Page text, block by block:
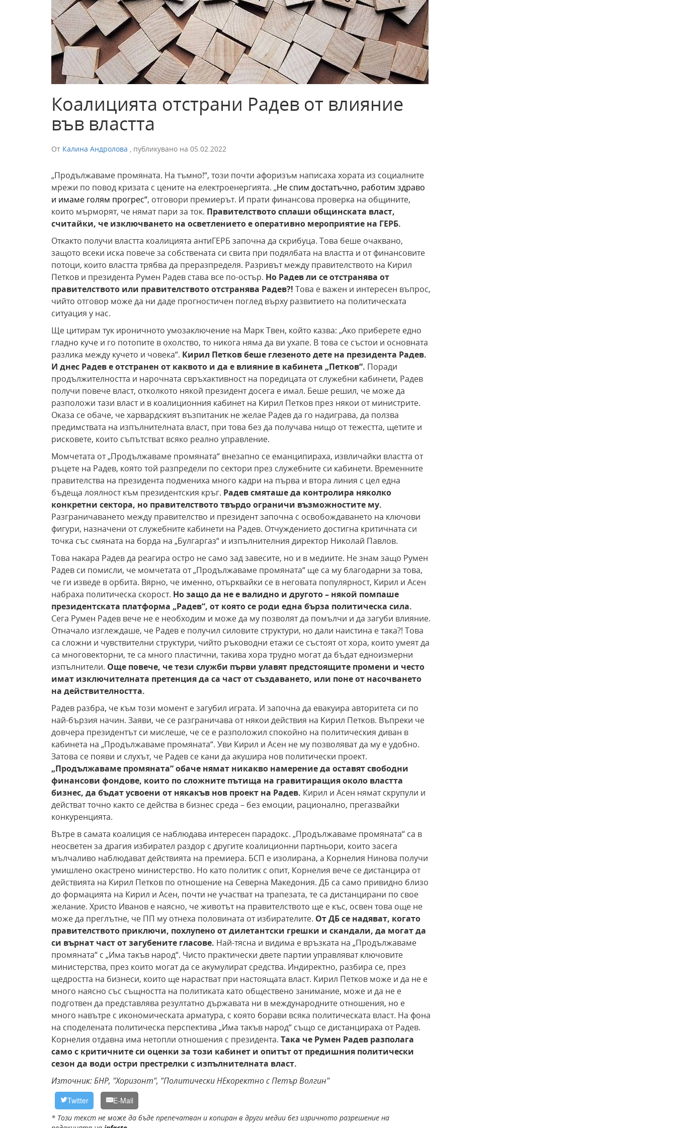
Коалицията отстрани Радев от влияние
във властта
От Калина Андролова , публикувано на 05.02.2022
„Продължаваме промяната. На тъмно!“, този почти афоризъм написаха хората из социалните
мрежи по повод кризата с цените на електроенергията. „Не спим достатъчно, работим здраво
и имаме голям прогрес“, отговори премиерът. И прати финансова проверка на общините,
които мърморят, че нямат пари за ток. Правителството сплаши общинската власт,
считайки, че изключването на осветлението е оперативно мероприятие на ГЕРБ.
Откакто получи властта коалицията антиГЕРБ започна да скрибуца. Това беше очаквано,
защото всеки иска повече за собствената си свита при подялбата на властта и от финансовите
потоци, които властта трябва да преразпределя. Разривът между правителството на Кирил
Петков и президента Румен Радев става все по-остър. Но Радев ли се отстранява от
правителството или правителството отстранява Радев?! Това е важен и интересен въпрос,
чийто отговор може да ни даде прогностичен поглед върху развитието на политическата
ситуация у нас.
Ще цитирам тук ироничното умозаключение на Марк Твен, който казва: „Ако приберете едно
гладно куче и го потопите в охолство, то никога няма да ви ухапе. В това се състои и основната
разлика между кучето и човека“. Кирил Петков беше глезеното дете на президента Радев.
И днес Радев е отстранен от каквото и да е влияние в кабинета „Петков“. Поради
продължителността и нарочната свръхактивност на поредицата от служебни кабинети, Радев
получи повече власт, отколкото някой президент досега е имал. Беше решил, че може да
разположи тази власт и в коалиционния кабинет на Кирил Петков през някои от министрите.
Оказа се обаче, че харвардският възпитаник не желае Радев да го надиграва, да ползва
предимствата на изпълнителната власт, при това без да получава нищо от тежестта, щетите и
рисковете, които съпътстват всяко реално управление.
Момчетата от „Продължаваме промяната“ внезапно се еманципираха, извличайки властта от
ръцете на Радев, която той разпредели по сектори през служебните си кабинети. Временните
правителства на президента подмениха много кадри на първа и втора линия с цел една
бъдеща лоялност към президентския кръг. Радев смяташе да контролира няколко
конкретни сектора, но правителството твърдо ограничи възможностите му.
Разграничаването между правителство и президент започна с освобождаването на ключови
фигури, назначени от служебните кабинети на Радев. Отчуждението достигна критичната си
точка със смяната на борда на „Булгаргаз“ и изпълнителния директор Николай Павлов.
Това накара Радев да реагира остро не само зад завесите, но и в медиите. Не знам защо Румен
Радев си помисли, че момчетата от „Продължаваме промяната“ ще са му благодарни за това,
че ги изведе в орбита. Вярно, че именно, отърквайки се в неговата популярност, Кирил и Асен
набраха политическа скорост. Но защо да не е валидно и другото – някой помпаше
президентската платформа „Радев“, от която се роди една бърза политическа сила.
Сега Румен Радев вече не е необходим и може да му позволят да помълчи и да загуби влияние.
Отначало изглеждаше, че Радев е получил силовите структури, но дали наистина е така?! Това
са сложни и чувствителни структури, чийто ръководни етажи се състоят от хора, които умеят да
са многовекторни, те са много пластични, такива хора трудно могат да бъдат едноизмерни
изпълнители. Още повече, че тези служби първи улавят предстоящите промени и често
имат изключителната претенция да са част от създаването, или поне от насочването
на действителността.
Радев разбра, че към този момент е загубил играта. И започна да евакуира авторитета си по
най-бързия начин. Заяви, че се разграничава от някои действия на Кирил Петков. Въпреки че
довчера президентът си мислеше, че се е разположил спокойно на политическия диван в
кабинета на „Продължаваме промяната“. Уви Кирил и Асен не му позволяват да му е удобно.
Затова се появи и слухът, че Радев се кани да акушира нов политически проект.
„Продължаваме промяната“ обаче нямат никакво намерение да оставят свободни
финансови фондове, които по сложните пътища на гравитиращия около властта
бизнес, да бъдат усвоени от някакъв нов проект на Радев. Кирил и Асен нямат скрупули и
действат точно както се действа в бизнес среда – без емоции, рационално, прегазвайки
конкуренцията.
Вътре в самата коалиция се наблюдава интересен парадокс. „Продължаваме промяната“ са в
неосветен за драгия избирател раздор с другите коалиционни партньори, които засега
мълчаливо наблюдават действията на премиера. БСП е изолирана, а Корнелия Нинова получи
умишлено окастрено министерство. Но като политик с опит, Корнелия вече се дистанцира от
действията на Кирил Петков по отношение на Северна Македония. ДБ са само привидно близо
до формацията на Кирил и Асен, почти не участват на трапезата, те са дистанцирани по свое
желание. Христо Иванов е наясно, че животът на правителството ще е къс, освен това още не
може да преглътне, че ПП му отнеха половината от избирателите. От ДБ се надяват, когато
правителството приключи, похлупено от дилетантски грешки и скандали, да могат да
си върнат част от загубените гласове. Най-тясна и видима е връзката на „Продължаваме
промяната“ с „Има такъв народ“. Чисто практически двете партии управляват ключовите
министерства, през които могат да се акумулират средства. Индиректно, разбира се, през
щедростта на бизнеси, които ще нарастват при настоящата власт. Кирил Петков може и да не е
много наясно със същността на политиката като обществено занимание, може и да не е
подготвен да представлява резултатно държавата ни в международните отношения, но е
много навътре с икономическата арматура, с която борави всяка политическата власт. На фона
на споделената политическа перспектива „Има такъв народ“ също се дистанцираха от Радев.
Корнелия отдавна има нетопли отношения с президента. Така че Румен Радев разполага
само с критичните си оценки за този кабинет и опитът от предишния политически
сезон да води остри престрелки с изпълнителната власт.
Източник: БНР, "Хоризонт", "Политически НЕкоректно с Петър Волгин"
Twitter E-Mail
* Този текст не може да бъде препечатван и копиран в други медии без изричното разрешение на